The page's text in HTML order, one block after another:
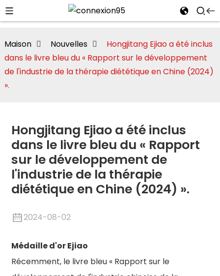
Montmorillonite
Maison Nouvelles
Hongjitang Ejiao a été inclus
dans le livre bleu du « Rapport sur le développement
de l'industrie de la thérapie diététique en Chine (2024)
».
Hongjitang Ejiao a été inclus
dans le livre bleu du « Rapport
sur le développement de
l'industrie de la thérapie
diététique en Chine (2024) ».
2024-08-02
Médaille d'or Ejiao
Récemment, le livre bleu « Rapport sur le